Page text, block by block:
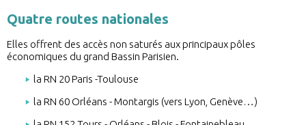
Quatre routes nationales
Elles offrent des accès non saturés aux principaux pôles
économiques du grand Bassin Parisien.
la RN 20 Paris -Toulouse
la RN 60 Orléans - Montargis (vers Lyon, Genève…)